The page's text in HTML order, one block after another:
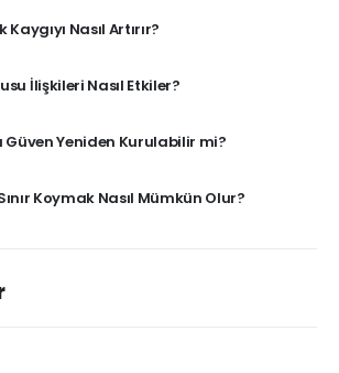
Nasıl Artırır?
İlişkileri Nasıl Etkiler?
Güven Yeniden Kurulabilir mi?
Koymak Nasıl Mümkün Olur?